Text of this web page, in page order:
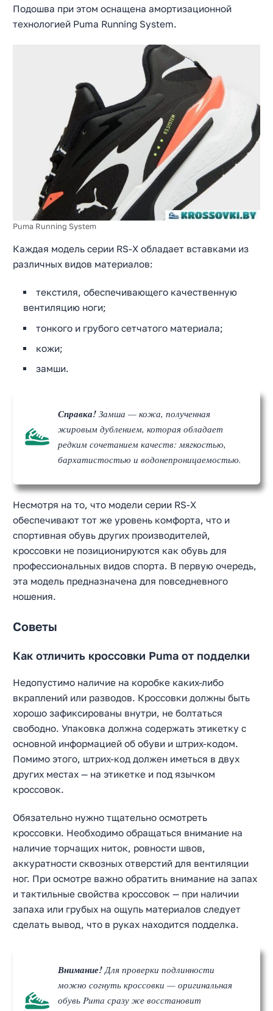
Подошва при этом оснащена амортизационной
технологией Puma Running System.
Puma Running System
Каждая модель серии RS-X обладает вставками из
различных видов материалов:
текстиля, обеспечивающего качественную
вентиляцию ноги;
тонкого и грубого сетчатого материала;
кожи;
замши.
Справка! Замша — кожа, полученная
жировым дублением, которая обладает
редким сочетанием качеств: мягкостью,
бархатистостью и водонепроницаемостью.
Несмотря на то, что модели серии RS-X
обеспечивают тот же уровень комфорта, что и
спортивная обувь других производителей,
кроссовки не позиционируются как обувь для
профессиональных видов спорта. В первую очередь,
эта модель предназначена для повседневного
ношения.
Советы
Как отличить кроссовки Puma от подделки
Недопустимо наличие на коробке каких-либо
вкраплений или разводов. Кроссовки должны быть
хорошо зафиксированы внутри, не болтаться
свободно. Упаковка должна содержать этикетку с
основной информацией об обуви и штрих-кодом.
Помимо этого, штрих-код должен иметься в двух
других местах — на этикетке и под язычком
кроссовок.
Обязательно нужно тщательно осмотреть
кроссовки. Необходимо обращаться внимание на
наличие торчащих ниток, ровности швов,
аккуратности сквозных отверстий для вентиляции
ног. При осмотре важно обратить внимание на запах
и тактильные свойства кроссовок — при наличии
запаха или грубых на ощупь материалов следует
сделать вывод, что в руках находится подделка.
Внимание!Для проверки подлинности
можно согнуть кроссовки — оригинальная
обувь Puma сразу же восстановит